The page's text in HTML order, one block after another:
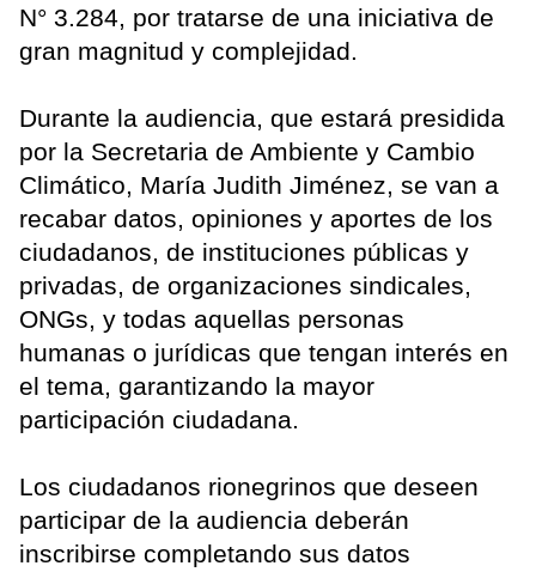
N° 3.284, por tratarse de una iniciativa de
gran magnitud y complejidad.
Durante la audiencia, que estará presidida
por la Secretaria de Ambiente y Cambio
Climático, María Judith Jiménez, se van a
recabar datos, opiniones y aportes de los
ciudadanos, de instituciones públicas y
privadas, de organizaciones sindicales,
ONGs, y todas aquellas personas
humanas o jurídicas que tengan interés en
el tema, garantizando la mayor
participación ciudadana.
Los ciudadanos rionegrinos que deseen
participar de la audiencia deberán
inscribirse completando sus datos